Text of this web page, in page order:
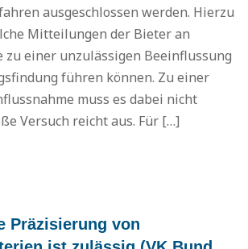
ausgeschlossen werden. Hierzu
Mitteilungen der Bieter an
zu einer unzulässigen Beeinflussung
führen können. Zu einer
muss es dabei nicht
Versuch reicht aus. Für […]
Präzisierung von